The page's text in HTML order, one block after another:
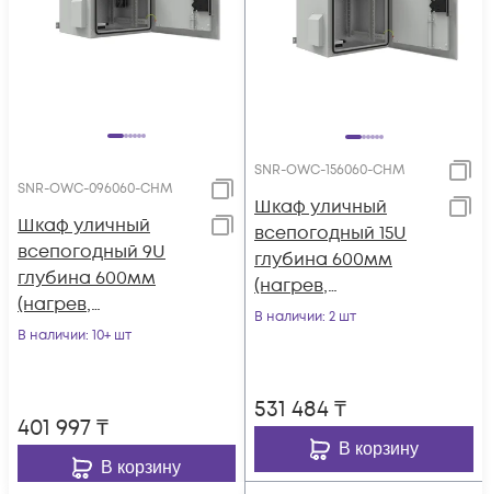
SNR-OWC-096060-CHM
Шкаф уличный
всепогодный 9U
глубина 600мм
(нагрев,
охлаждение,
В наличии: 10+ шт
401 997₸
В корзину
SNR-OWC-156060-CHM
Шкаф уличный
всепогодный 15U
глубина 600мм
(нагрев,
охлаждение,
В наличии: 2 шт
531 484₸
В корзину